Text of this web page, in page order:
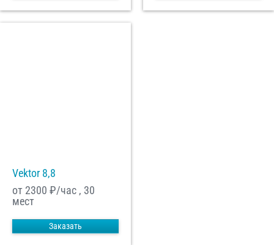
Vektor 8,8
от 2300 ₽/час , 30
мест
Заказать